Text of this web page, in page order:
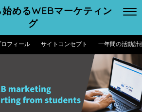
めるWEBマーケティン
グ
フィール サイトコンセプト 一年間の活動計